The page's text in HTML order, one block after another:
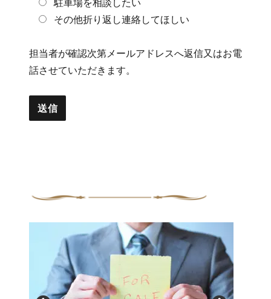
その他折り返し連絡してほしい
担当者が確認次第メールアドレスへ返信又はお電
話させていただきます。